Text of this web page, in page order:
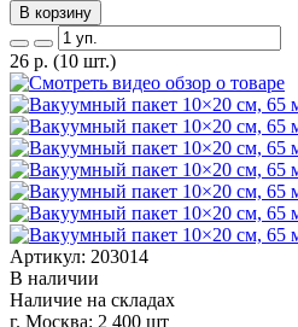
В корзину
26 р. (10 шт.)
Артикул: 203014
В наличии
Наличие на складах
г. Москва: 2 400 шт